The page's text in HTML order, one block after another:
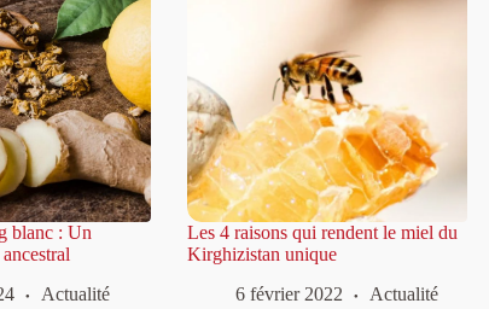
blanc : Un
Actualité
Les 4 raisons qui rendent le miel du
Kirghizistan unique
6 février 2022
Actualité